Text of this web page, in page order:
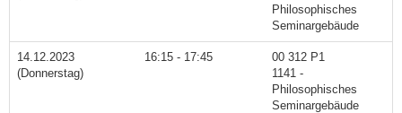
Philosophisches
Seminargebäude
14.12.2023
(Donnerstag)
16:15 - 17:45
00 312 P1
1141 -
Philosophisches
Seminargebäude